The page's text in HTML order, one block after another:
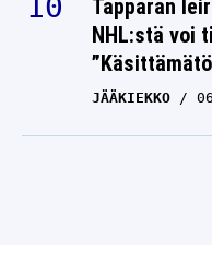
Tapparan
NHL:stä voi
JÄÄKIEKKO